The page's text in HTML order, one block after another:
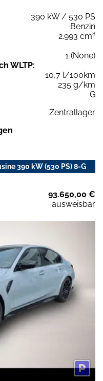
390 kW / 530 PS
Benzin
2.993 cm³
1 (None)
WLTP:
10,7 l/100km
235 g/km
G
Zentrallager
390 kW (530 PS) 8-G
93.650,00 €
ausweisbar